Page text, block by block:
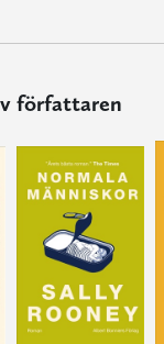
författaren